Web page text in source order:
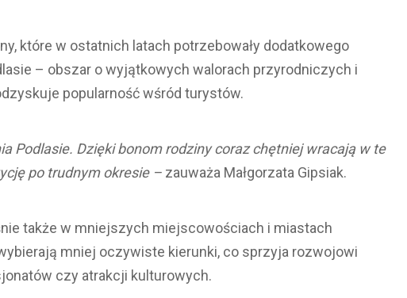
które w ostatnich latach potrzebowały dodatkowego
– obszar o wyjątkowych walorach przyrodniczych i
popularność wśród turystów.
Podlasie. Dzięki bonom rodziny coraz chętniej wracają w te
po trudnym okresie – zauważa Małgorzata Gipsiak.
także w mniejszych miejscowościach i miastach
mniej oczywiste kierunki, co sprzyja rozwojowi
czy atrakcji kulturowych.